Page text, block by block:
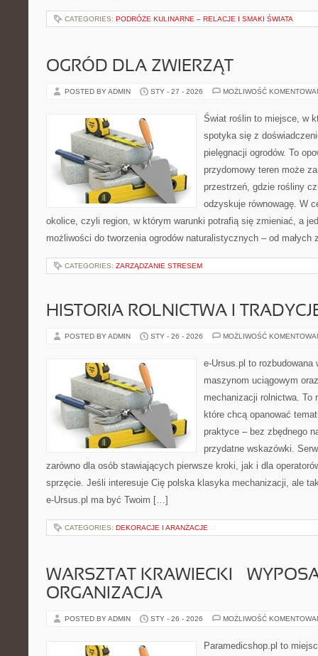
CATEGORIES: PODRÓŻE KULINARNE – RELACJE I SMAKI ŚWIATA
OGRÓD DLA ZWIERZĄT
POSTED BY ADMIN STY - 27 - 2026 MOŻLIWOŚĆ
Świat roślin to miejsce, w
spotyka się z
pielęgnacji ogrodów. To
przydomowy teren może
przestrzeń, gdzie rośliny
odzyskuje równowagę. W
okolice, czyli region, w którym warunki potrafią się zmieniać, a
możliwości do tworzenia ogrodów naturalistycznych – od
CATEGORIES: ZARZĄDZANIE STRESEM
HISTORIA ROLNICTWA I
POSTED BY ADMIN STY - 26 - 2026 MOŻLIWOŚĆ
e-Ursus.pl to rozbudowana
maszynom uciągowym
mechanizacji rolnictwa. To
które chcą opanować
praktyce – bez zbędnego
przydatne wskazówki.
zarówno dla osób stawiających pierwsze kroki, jak i dla
sprzęcie. Jeśli interesuje Cię polska klasyka mechanizacji, ale
e-Ursus.pl ma być Twoim […]
CATEGORIES: DEKORACJE I ARANŻACJE
WARSZTAT KRAWIECKI –
ORGANIZACJA
POSTED BY ADMIN STY - 26 - 2026 MOŻLIWOŚĆ
Paramedicshop.pl to